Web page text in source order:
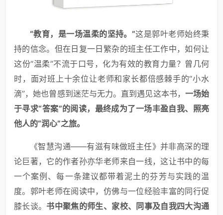
“教育，是一场温柔的坚持。”这是郭叶老师始终秉
持的信念。但在日复一日繁杂的班主任工作中，如何让
这份“温柔”不流于口号，化为有效的教育力量？曾几何
时，面对班上十余位让老师和家长都倍感棘手的“小水
滴”，她也曾感到迷茫与无力。直到遇见这本书， 一场始
于寻求“答案”的阅读，最终成为了一场丰盈自我、照亮
他人的“润心”之旅。
《智慧沟通——有滋有味做班主任》并非高深的理
论巨著，它的作者孙亦华老师来自一线，这让书中的每
一个案例、每一条建议都带着泥土的芬芳与实践的温
度。郭叶老师在阅读中，仿佛与一位经验丰富的同行促
膝长谈。 书中聚焦的师生、家校、同事及自我四大沟通